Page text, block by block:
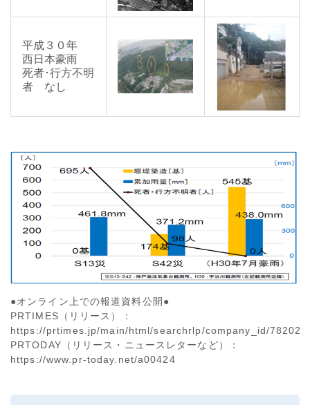
平成３０年
西日本豪雨
死者･行方不明
者 なし
●オンライン上での報道資料公開●
PRTIMES（リリース）：
https://prtimes.jp/main/html/searchrlp/company_id/78202
PRTODAY（リリース・ニュースレターなど）：
https://www.pr-today.net/a00424